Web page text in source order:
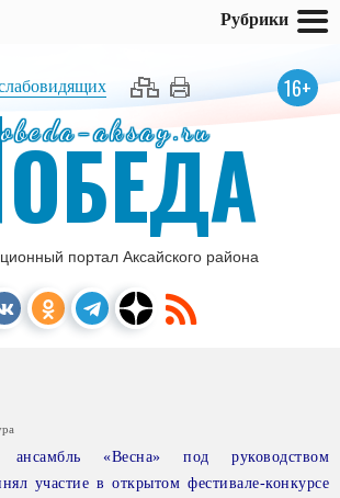
16+
aksay.ru
ОБЕДА
портал Аксайского района
ансамбль «Весна» под руководством
участие в открытом фестивале-конкурсе
Рубрики